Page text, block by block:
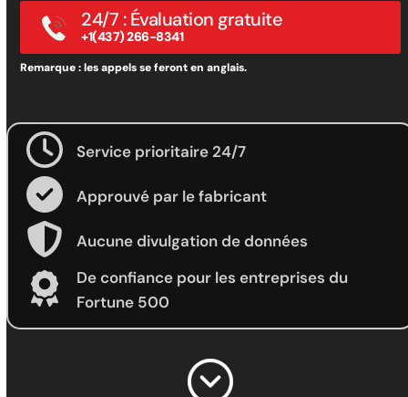
24/7 : Évaluation gratuite
+1(437) 266-8341
Remarque : les appels se feront en anglais.
Service prioritaire 24/7
Approuvé par le fabricant
Aucune divulgation de données
De confiance pour les entreprises du
Fortune 500